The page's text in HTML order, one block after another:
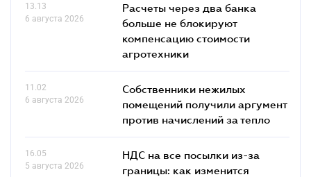
13.13
6 августа 2026
Расчеты через два банка
больше не блокируют
компенсацию стоимости
агротехники
11.02
6 августа 2026
Собственники нежилых
помещений получили аргумент
против начислений за тепло
16.05
5 августа 2026
НДС на все посылки из-за
границы: как изменится